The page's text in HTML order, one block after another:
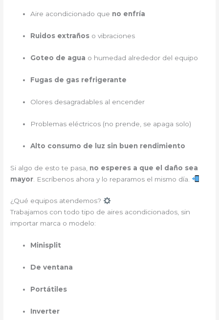
Aire acondicionado que no enfría
Ruidos extraños o vibraciones
Goteo de agua o humedad alrededor del equipo
Fugas de gas refrigerante
Olores desagradables al encender
Problemas eléctricos (no prende, se apaga solo)
Alto consumo de luz sin buen rendimiento
Si algo de esto te pasa, no esperes a que el daño sea
mayor . Escríbenos ahora y lo reparamos el mismo día.
¿Qué equipos atendemos?
Trabajamos con todo tipo de aires acondicionados, sin
importar marca o modelo:
Minisplit
De ventana
Portátiles
Inverter